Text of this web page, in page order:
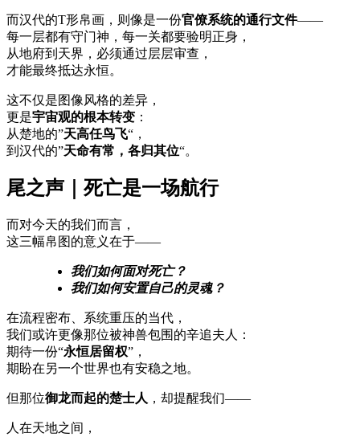
而汉代的T形帛画，则像是一份官僚系统的通行文件——
每一层都有守门神，每一关都要验明正身，
从地府到天界，必须通过层层审查，
才能最终抵达永恒。
这不仅是图像风格的差异，
更是宇宙观的根本转变 ：
从楚地的”天高任鸟飞“，
到汉代的”天命有常，各归其位“。
尾之声｜死亡是一场航行
而对今天的我们而言，
这三幅帛图的意义在于——
我们如何面对死亡？
我们如何安置自己的灵魂？
在流程密布、系统重压的当代，
我们或许更像那位被神兽包围的辛追夫人：
期待一份“永恒居留权”，
期盼在另一个世界也有安稳之地。
但那位御龙而起的楚士人 ，却提醒我们——
人在天地之间，